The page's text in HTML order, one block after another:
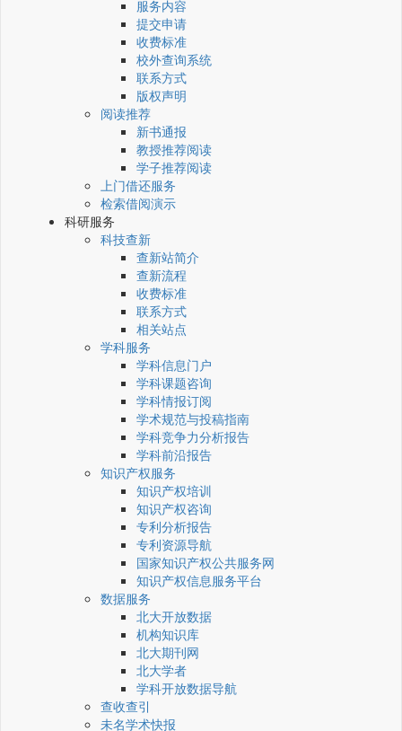
服务内容
提交申请
收费标准
校外查询系统
联系方式
版权声明
阅读推荐
新书通报
教授推荐阅读
学子推荐阅读
上门借还服务
检索借阅演示
科研服务
科技查新
查新站简介
查新流程
收费标准
联系方式
相关站点
学科服务
学科信息门户
学科课题咨询
学科情报订阅
学术规范与投稿指南
学科竞争力分析报告
学科前沿报告
知识产权服务
知识产权培训
知识产权咨询
专利分析报告
专利资源导航
国家知识产权公共服务网
知识产权信息服务平台
数据服务
北大开放数据
机构知识库
北大期刊网
北大学者
学科开放数据导航
查收查引
未名学术快报